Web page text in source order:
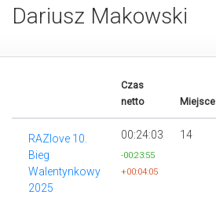
Dariusz Makowski
Czas
netto
Miejsce
RAZlove 10.
Bieg
Walentynkowy
2025
00:24:03
-00:23:55
+00:04:05
14